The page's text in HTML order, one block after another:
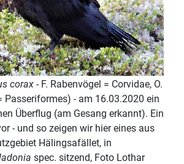
corax - F. Rabenvögel = Corvidae, O.
Passeriformes) - am 16.03.2020 ein
Überflug (am Gesang erkannt). Ein
- und so zeigen wir hier eines aus
Hälingsafället, in
spec. sitzend, Foto Lothar